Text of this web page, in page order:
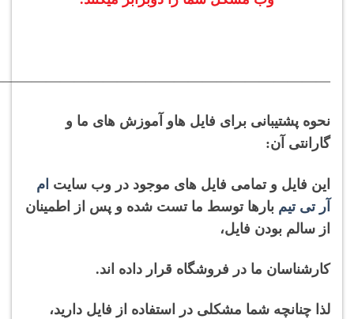
نحوه پشتیبانی برای فایل هاو آموزش های ما و
گارانتی آن:
این فایل و تمامی فایل های موجود در وب سایت ام
آر تی تیم بارها توسط ما تست شده و پس از اطمینان
از سالم بودن فایل،
کارشناسان ما در فروشگاه قرار داده اند.
لذا چنانچه شما مشکلی در استفاده از فایل دارید،